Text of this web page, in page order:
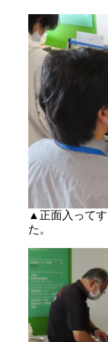
▲正面入って
た。